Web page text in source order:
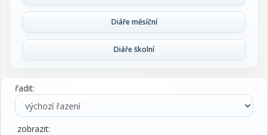
Diáře měsíční
Diáře školní
řadit:
zobrazit: